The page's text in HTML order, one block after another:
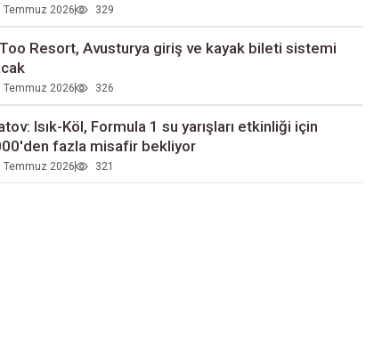
Temmuz 2026 329
Resort, Avusturya giriş ve kayak bileti sistemi
Temmuz 2026 326
Isık-Köl, Formula 1 su yarışları etkinliği için
fazla misafir bekliyor
Temmuz 2026 321